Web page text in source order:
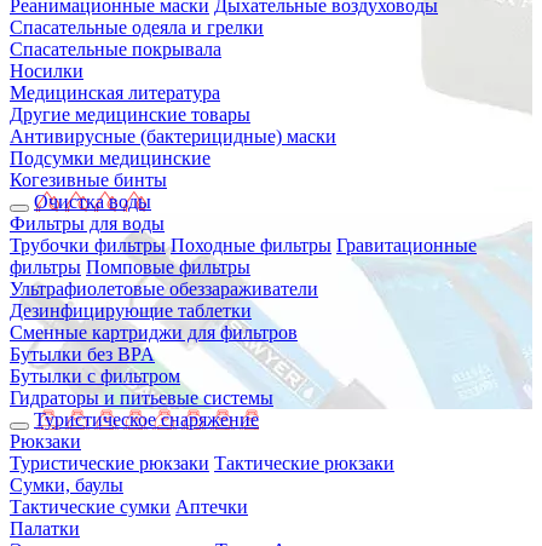
Реанимационные маски Дыхательные воздуховоды
Спасательные одеяла и грелки
Спасательные покрывала
Носилки
Медицинская литература
Другие медицинские товары
Антивирусные (бактерицидные) маски
Подсумки медицинские
Когезивные бинты
Очистка воды
Фильтры для воды
Трубочки фильтры Походные фильтры Гравитационные
фильтры Помповые фильтры
Ультрафиолетовые обеззараживатели
Дезинфицирующие таблетки
Сменные картриджи для фильтров
Бутылки без BPA
Бутылки с фильтром
Гидраторы и питьевые системы
Туристическое снаряжение
Рюкзаки
Туристические рюкзаки Тактические рюкзаки
Сумки, баулы
Тактические сумки Аптечки
Палатки